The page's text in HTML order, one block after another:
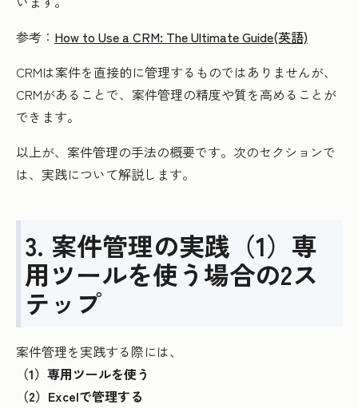
参考： How to Use a CRM: The Ultimate Guide(英語)
CRMは案件を直接的に管理するものではありませんが、
CRMがあることで、案件管理の精度や質を高めることが
できます。
以上が、案件管理の手法の概要です。次のセクションで
は、実践について解説します。
3. 案件管理の実践（1）専
用ツールを使う場合の2ス
テップ
案件管理を実践する際には、
（1）専用ツールを使う
（2）Excelで管理する